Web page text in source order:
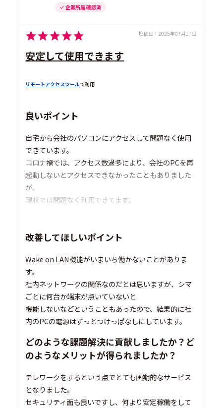
企業所属 確認済
投稿日： 2025年07月17日
安定して使用できます
リモートアクセスツールで利用
良いポイント
自宅から会社のパソコンにアクセスして問題なく使用
できています。
コロナ禍では、アクセス数過多により、会社のPCを再
起動しないとアクセスできなかったこともありました
が、
現状では問題なく利用できてます。
改善してほしいポイント
Wake on LAN機能がいまいち働かないことがありま
す。
社内ネットワークの関係なのだとは思いますが、シマ
ごとに何台か端末が点いていないと
機能しないなどということもあったので、結果的に社
内のPCの電源はずっとつけっぱなしにしています。
どのような課題解決に貢献しましたか？ど
のようなメリットが得られましたか？
テレワークをするという点でとても画期的なサービス
となりました。
セキュリティ面も良いですし、何より安定稼働をして